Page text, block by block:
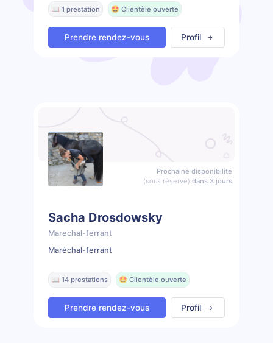
📖 1 prestation 🤩 Clientèle ouverte
Prendre rendez-vous Profil
Prochaine disponibilité
(sous réserve) dans 3 jours
Sacha Drosdowsky
Marechal-ferrant
Maréchal-ferrant
📖 14 prestations 🤩 Clientèle ouverte
Prendre rendez-vous Profil